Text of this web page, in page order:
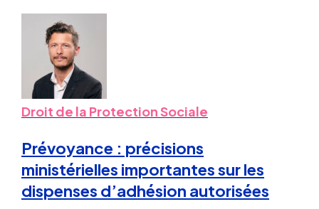
Droit de la Protection Sociale
Prévoyance : précisions
ministérielles importantes sur les
dispenses d’adhésion autorisées